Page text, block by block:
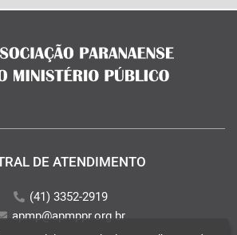
DE ATENDIMENTO
(41) 3352-2919
apmp@apmppr.org.br